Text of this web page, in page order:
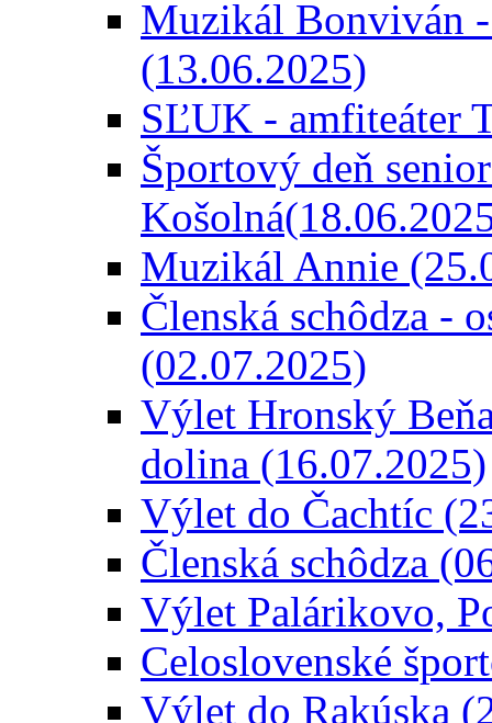
Muzikál Bonviván
(13.06.2025)
SĽUK - amfiteáter
Športový deň
Muzikál Annie
Členská schôdza -
(02.07.2025)
Výlet Hronský
dolina (16.07.2025)
Výlet do Čachtíc
Členská schôdza
Výlet Palárikovo,
Celoslovenské
Výlet do Rakúska